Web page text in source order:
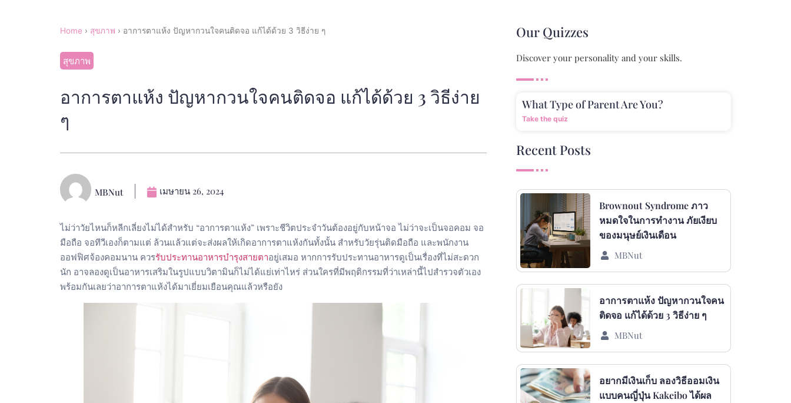
Home › สุขภาพ › อาการตาแห้ง ปัญหากวนใจคนติดจอ แก้ได้ด้วย 3 วิธีง่าย ๆ
สุขภาพ
อาการตาแห้ง ปัญหากวนใจคนติดจอ แก้ได้ด้วย 3 วิธีง่าย
ๆ
MBNut เมษายน 26, 2024
ไม่ว่าวัยไหนก็หลีกเลี่ยงไม่ได้สำหรับ “อาการตาแห้ง” เพราะชีวิตประจำวันต้องอยู่กับหน้าจอ ไม่ว่าจะเป็นจอคอม จอ
มือถือ จอทีวีเองก็ตามแต่ ล้วนแล้วแต่จะส่งผลให้เกิดอาการตาแห้งกันทั้งนั้น สำหรับวัยรุ่นติดมือถือ และพนักงาน
ออฟฟิศจ้องคอมนาน ควรรับประทานอาหารบำรุงสายตาอยู่เสมอ หากการรับประทานอาหารดูเป็นเรื่องที่ไม่สะดวก
นัก อาจลองดูเป็นอาหารเสริมในรูปแบบวิตามินก็ไม่ได้แย่เท่าไหร่ ส่วนใครที่มีพฤติกรรมที่ว่าเหล่านี้ไปสำรวจตัวเอง
พร้อมกันเลยว่าอาการตาแห้งได้มาเยี่ยมเยือนคุณแล้วหรือยัง
Our Quizzes
Discover your personality and your skills.
What Type of Parent Are You?
Take the quiz
Recent Posts
Brownout Syndrome ภาว
หมดใจในการทำงาน ภัยเงียบ
ของมนุษย์เงินเดือน
MBNut
อาการตาแห้ง ปัญหากวนใจคน
ติดจอ แก้ได้ด้วย 3 วิธีง่าย ๆ
MBNut
อยากมีเงินเก็บ ลองวิธีออมเงิน
แบบคนญี่ปุ่น Kakeibo ได้ผล